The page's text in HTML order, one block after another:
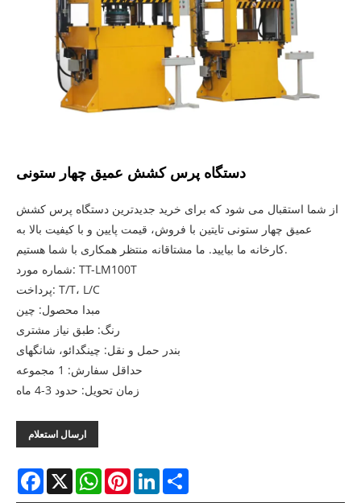
دستگاه پرس کشش عمیق چهار ستونی
از شما استقبال می شود که برای خرید جدیدترین دستگاه پرس کشش
عمیق چهار ستونی تایتین با فروش، قیمت پایین و با کیفیت بالا به
کارخانه ما بیایید. ما مشتاقانه منتظر همکاری با شما هستیم.
شماره مورد: TT-LM100T
پرداخت: T/T، L/C
مبدا محصول: چین
رنگ: طبق نیاز مشتری
بندر حمل و نقل: چینگدائو، شانگهای
حداقل سفارش: 1 مجموعه
زمان تحویل: حدود 3-4 ماه
ارسال استعلام
Facebook
X WhatsAppPinterestLinkedIn